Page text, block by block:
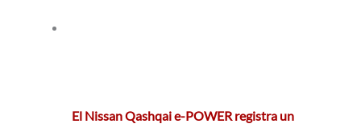
El Nissan Qashqai e-POWER registra un